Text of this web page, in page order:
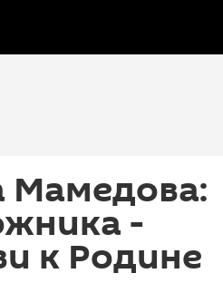
Мамедова:
-
к Родине